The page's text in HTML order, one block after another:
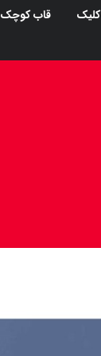
کلیک
قاب کوچک